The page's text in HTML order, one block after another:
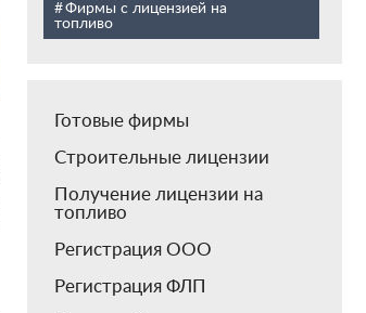
Фирмы с лицензией на
топливо
Готовые фирмы
Строительные лицензии
Получение лицензии на
топливо
Регистрация ООО
Регистрация ФЛП